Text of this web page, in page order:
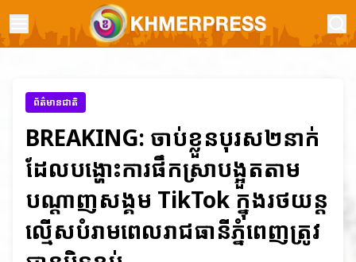
ព័ត៌មានជាតិ
BREAKING: ចាប់ខ្លួនបុរស២នាក់
ដែលបង្ហោះការផឹកស្រាបង្អួតតាម
បណ្តាញសង្គម TikTok ក្នុងរថយន្ត
ល្មើសបំរាមពេលរាជធានីភ្នំពេញត្រូវ